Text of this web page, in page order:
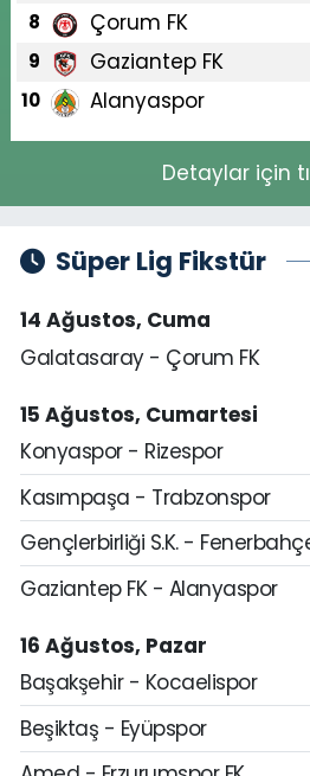
8 Çorum FK
9 Gaziantep FK
10 Alanyaspor
Detaylar için
Süper Lig Fikstür
14 Ağustos, Cuma
Galatasaray - Çorum FK
15 Ağustos, Cumartesi
Konyaspor - Rizespor
Kasımpaşa - Trabzonspor
Gençlerbirliği S.K. -
Gaziantep FK - Alanyaspor
16 Ağustos, Pazar
Başakşehir - Kocaelispor
Beşiktaş - Eyüpspor